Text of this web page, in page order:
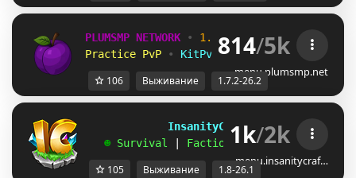
PLUMSMP NETWORK • 1.7.2 ➜ 26.2
Practice PvP
• KitPvP • Lifesteal
814/5k
menu.plumsmp.net
106 Выживание 1.7.2-26.2
InsanityCraft || 1.8 - 26.1
☻ Survival Factions | Skyblock
1k/2k
menu.insanitycraf…
105 Выживание 1.8-26.1